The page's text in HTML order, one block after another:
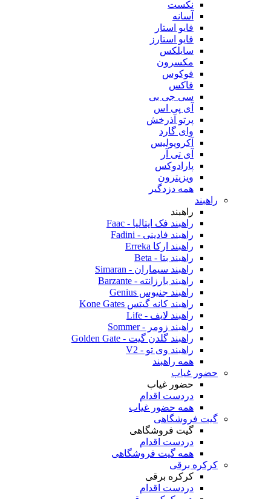
نکست
آسانه
فایو استار
فایو استارز
سایلکس
مکسرون
فوکوس
فاکس
سی جی بی
آی پی اس
پرتو آذرخش
وای گارد
آکروپولیس
آی تی آر
پارادوکس
ویزیترون
همه دزدگیر
راهبند
راهبند
راهبند فک ایتالیا - Faac
راهبند فادینی - Fadini
راهبند ارکا Erreka
راهبند بتا - Beta
راهبند سیماران - Simaran
راهبند بارزانته - Barzante
راهبند جنیوس Genius
راهبند کانه گیتس Kone Gates
راهبند لایف - Life
راهبند زومر - Sommer
راهبند گلدن گیت - Golden Gate
راهبند وی تو - V2
همه راهبند
حضور غیاب
حضور غیاب
دردست اقدام
همه حضور غیاب
گیت فروشگاهی
گیت فروشگاهی
دردست اقدام
همه گیت فروشگاهی
کرکره برقی
کرکره برقی
دردست اقدام